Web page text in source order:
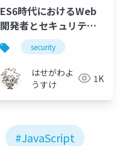
javascript
ES6時代におけるWeb
開発者とセキュリティ
業界の乖離
security
はせがわよ
うすけ
1K
#JavaScript